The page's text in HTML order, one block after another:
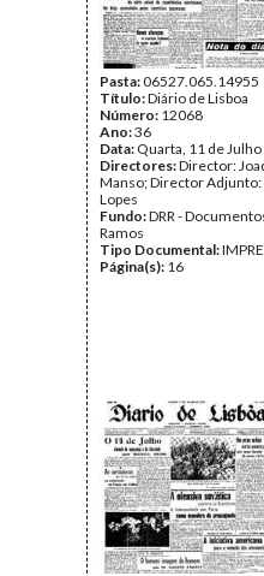
Pasta:06527.065.14955
Título:Diário de Lisboa
Número: 12068
Ano:36
Data: Quarta, 11 de
Directores:Director:
Manso; Director
Lopes
Fundo:DRR -
Ramos
Tipo Documental:
Página(s): 16